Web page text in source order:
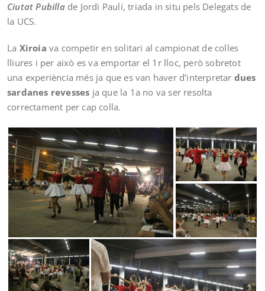
Ciutat Pubillade Jordi Paulí, triada in situ pels Delegats de
la UCS.
La Xiroia va competir en solitari al campionat de colles
lliures i per això es va emportar el 1r lloc, però sobretot
una experiència més ja que es van haver d’interpretar dues
sardanes revesses ja que la 1a no va ser resolta
correctament per cap colla.